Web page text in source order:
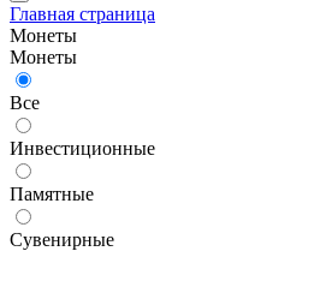
Главная страница
Монеты
Монеты
Все
Инвестиционные
Памятные
Сувенирные